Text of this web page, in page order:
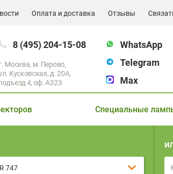
Оплата и доставка Отзывы
8 (495) 204-15-08
Москва, м. Перово,
Кусковская, д. 20А,
4, оф. A323
WhatsApp
Telegram
Max
Специальные
747